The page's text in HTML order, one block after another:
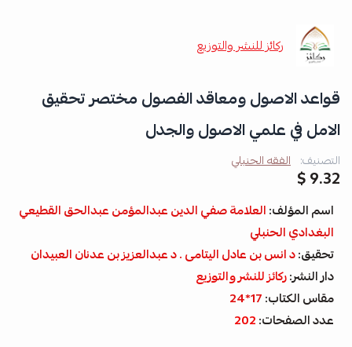
ركائز للنشر والتوزيع
قواعد الاصول ومعاقد الفصول مختصر تحقيق
الامل في علمي الاصول والجدل
التصنيف: الفقه الحنبلي
9.32 $
اسم المؤلف:العلامة صفي الدين عبدالمؤمن عبدالحق القطيعي
البغدادي الحنبلي
تحقيق:د انس بن عادل اليتامى . د عبدالعزيز بن عدنان العبيدان
دار النشر:ركائز للنشر والتوزيع
مقاس الكتاب:17*24
عدد الصفحات:202